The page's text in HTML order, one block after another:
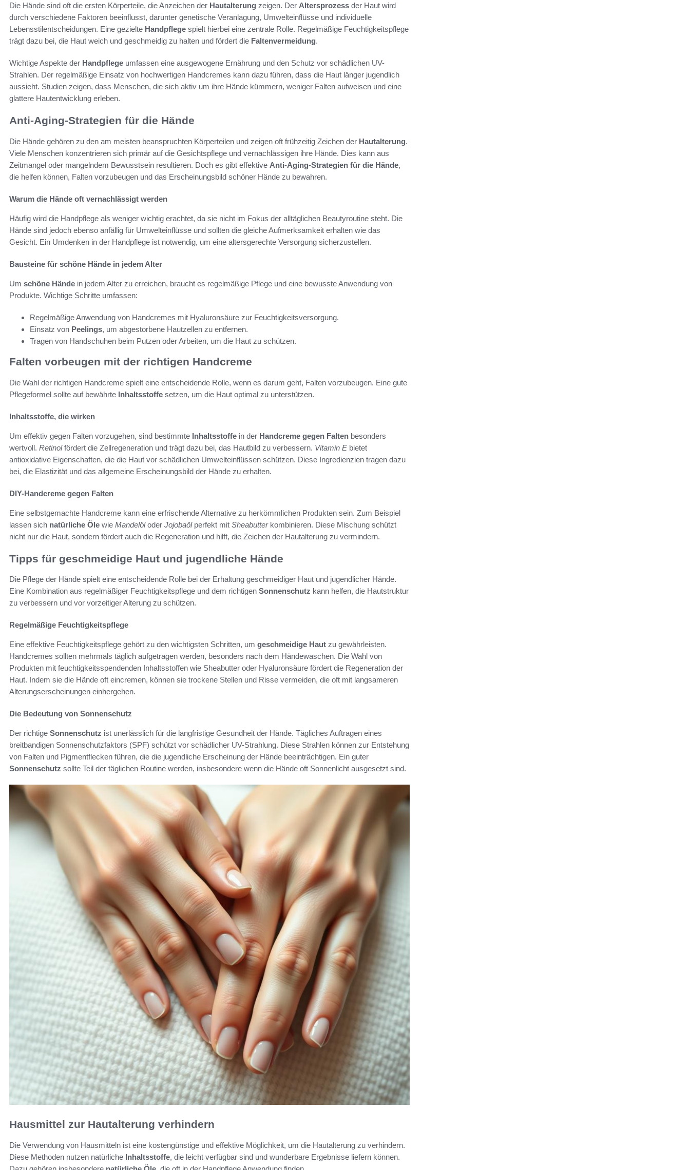
Die Hände sind oft die ersten Körperteile, die Anzeichen der Hautalterung zeigen. Der Altersprozess der Haut wird
durch verschiedene Faktoren beeinflusst, darunter genetische Veranlagung, Umwelteinflüsse und individuelle
Lebensstilentscheidungen. Eine gezielte Handpflege spielt hierbei eine zentrale Rolle. Regelmäßige Feuchtigkeitspflege
trägt dazu bei, die Haut weich und geschmeidig zu halten und fördert die Faltenvermeidung.
Wichtige Aspekte der Handpflege umfassen eine ausgewogene Ernährung und den Schutz vor schädlichen UV-
Strahlen. Der regelmäßige Einsatz von hochwertigen Handcremes kann dazu führen, dass die Haut länger jugendlich
aussieht. Studien zeigen, dass Menschen, die sich aktiv um ihre Hände kümmern, weniger Falten aufweisen und eine
glattere Hautentwicklung erleben.
Anti-Aging-Strategien für die Hände
Die Hände gehören zu den am meisten beanspruchten Körperteilen und zeigen oft frühzeitig Zeichen der Hautalterung.
Viele Menschen konzentrieren sich primär auf die Gesichtspflege und vernachlässigen ihre Hände. Dies kann aus
Zeitmangel oder mangelndem Bewusstsein resultieren. Doch es gibt effektive Anti-Aging-Strategien für die Hände,
die helfen können, Falten vorzubeugen und das Erscheinungsbild schöner Hände zu bewahren.
Warum die Hände oft vernachlässigt werden
Häufig wird die Handpflege als weniger wichtig erachtet, da sie nicht im Fokus der alltäglichen Beautyroutine steht. Die
Hände sind jedoch ebenso anfällig für Umwelteinflüsse und sollten die gleiche Aufmerksamkeit erhalten wie das
Gesicht. Ein Umdenken in der Handpflege ist notwendig, um eine altersgerechte Versorgung sicherzustellen.
Bausteine für schöne Hände in jedem Alter
Um schöne Hände in jedem Alter zu erreichen, braucht es regelmäßige Pflege und eine bewusste Anwendung von
Produkte. Wichtige Schritte umfassen:
Regelmäßige Anwendung von Handcremes mit Hyaluronsäure zur Feuchtigkeitsversorgung.
Einsatz von Peelings, um abgestorbene Hautzellen zu entfernen.
Tragen von Handschuhen beim Putzen oder Arbeiten, um die Haut zu schützen.
Falten vorbeugen mit der richtigen Handcreme
Die Wahl der richtigen Handcreme spielt eine entscheidende Rolle, wenn es darum geht, Falten vorzubeugen. Eine gute
Pflegeformel sollte auf bewährte Inhaltsstoffe setzen, um die Haut optimal zu unterstützen.
Inhaltsstoffe, die wirken
Um effektiv gegen Falten vorzugehen, sind bestimmte Inhaltsstoffe in der Handcreme gegen Falten besonders
wertvoll. Retinolfördert die Zellregeneration und trägt dazu bei, das Hautbild zu verbessern. Vitamin E bietet
antioxidative Eigenschaften, die die Haut vor schädlichen Umwelteinflüssen schützen. Diese Ingredienzien tragen dazu
bei, die Elastizität und das allgemeine Erscheinungsbild der Hände zu erhalten.
DIY-Handcreme gegen Falten
Eine selbstgemachte Handcreme kann eine erfrischende Alternative zu herkömmlichen Produkten sein. Zum Beispiel
lassen sich natürliche Öle wie Mandelöloder Jojobaölperfekt mit Sheabutterkombinieren. Diese Mischung schützt
nicht nur die Haut, sondern fördert auch die Regeneration und hilft, die Zeichen der Hautalterung zu vermindern.
Tipps für geschmeidige Haut und jugendliche Hände
Die Pflege der Hände spielt eine entscheidende Rolle bei der Erhaltung geschmeidiger Haut und jugendlicher Hände.
Eine Kombination aus regelmäßiger Feuchtigkeitspflege und dem richtigen Sonnenschutz kann helfen, die Hautstruktur
zu verbessern und vor vorzeitiger Alterung zu schützen.
Regelmäßige Feuchtigkeitspflege
Eine effektive Feuchtigkeitspflege gehört zu den wichtigsten Schritten, um geschmeidige Haut zu gewährleisten.
Handcremes sollten mehrmals täglich aufgetragen werden, besonders nach dem Händewaschen. Die Wahl von
Produkten mit feuchtigkeitsspendenden Inhaltsstoffen wie Sheabutter oder Hyaluronsäure fördert die Regeneration der
Haut. Indem sie die Hände oft eincremen, können sie trockene Stellen und Risse vermeiden, die oft mit langsameren
Alterungserscheinungen einhergehen.
Die Bedeutung von Sonnenschutz
Der richtige Sonnenschutz ist unerlässlich für die langfristige Gesundheit der Hände. Tägliches Auftragen eines
breitbandigen Sonnenschutzfaktors (SPF) schützt vor schädlicher UV-Strahlung. Diese Strahlen können zur Entstehung
von Falten und Pigmentflecken führen, die die jugendliche Erscheinung der Hände beeinträchtigen. Ein guter
Sonnenschutz sollte Teil der täglichen Routine werden, insbesondere wenn die Hände oft Sonnenlicht ausgesetzt sind.
Hausmittel zur Hautalterung verhindern
Die Verwendung von Hausmitteln ist eine kostengünstige und effektive Möglichkeit, um die Hautalterung zu verhindern.
Diese Methoden nutzen natürliche Inhaltsstoffe, die leicht verfügbar sind und wunderbare Ergebnisse liefern können.